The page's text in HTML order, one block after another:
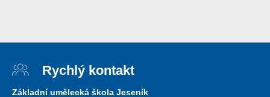
Rychlý kontakt
Základní umělecká škola Jeseník